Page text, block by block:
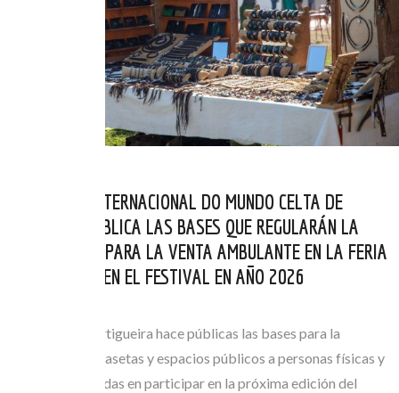
EL FESTIVAL INTERNACIONAL DO MUNDO CELTA DE
ORTIGUEIRA PUBLICA LAS BASES QUE REGULARÁN LA
AUTORIZACIÓN PARA LA VENTA AMBULANTE EN LA FERIA
DE ARTESANÍA EN EL FESTIVAL EN AÑO 2026
El Concello de Ortigueira hace públicas las bases para la
adjudicación de casetas y espacios públicos a personas físicas y
jurídicas interesadas en participar en la próxima edición del